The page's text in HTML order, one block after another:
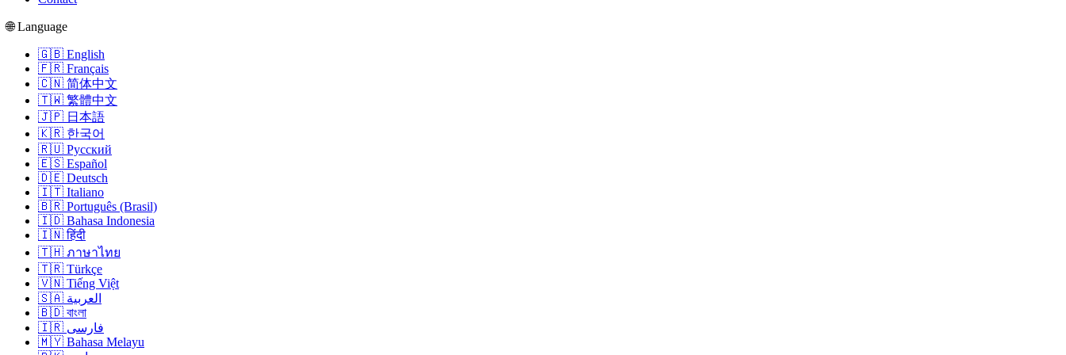
🌐 Language
🇬🇧 English
🇫🇷 Français
🇨🇳 简体中文
🇹🇼 繁體中文
🇯🇵 日本語
🇰🇷 한국어
🇷🇺 Русский
🇪🇸 Español
🇩🇪 Deutsch
🇮🇹 Italiano
🇧🇷 Português (Brasil)
🇮🇩 Bahasa Indonesia
🇮🇳 हिंदी
🇹🇭 ภาษาไทย
🇹🇷 Türkçe
🇻🇳 Tiếng Việt
🇸🇦 العربية
🇧🇩 বাংলা
🇮🇷 فارسی
🇲🇾 Bahasa Melayu